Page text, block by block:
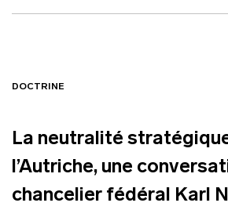
DOCTRINE
La neutralité
l’Autriche, une
chancelier fédéral Karl